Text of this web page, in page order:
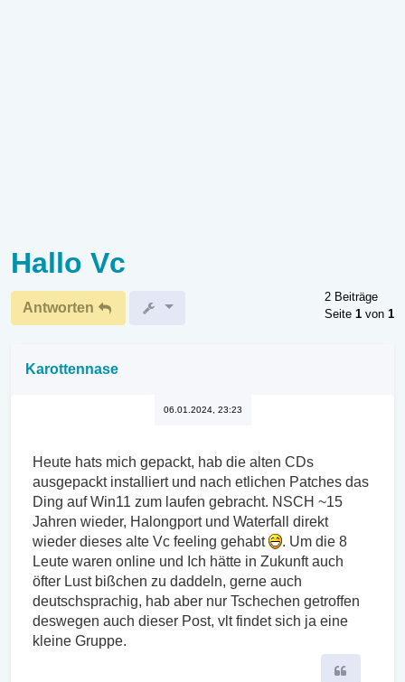
Hallo Vc
Antworten
2 Beiträge
Seite1 von1
Karottennase
06.01.2024, 23:23
Heute hats mich gepackt, hab die alten CDs
ausgepackt installiert und nach etlichen Patches das
Ding auf Win11 zum laufen gebracht. NSCH ~15
Jahren wieder, Halongport und Waterfall direkt
wieder dieses alte Vc feeling gehabt
. Um die 8
Leute waren online und Ich hätte in Zukunft auch
öfter Lust bißchen zu daddeln, gerne auch
deutschsprachig, hab aber nur Tschechen getroffen
deswegen auch dieser Post, vlt findet sich ja eine
kleine Gruppe.